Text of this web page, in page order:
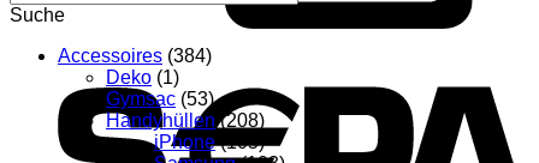
Suche
Accessoires (384)
Deko (1)
Gymsac (53)
Handyhüllen (208)
iPhone (105)